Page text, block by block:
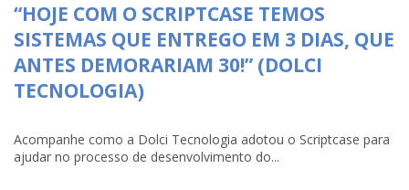
“HOJE COM O SCRIPTCASE TEMOS
SISTEMAS QUE ENTREGO EM 3 DIAS, QUE
ANTES DEMORARIAM 30!” (DOLCI
TECNOLOGIA)
Acompanhe como a Dolci Tecnologia adotou o Scriptcase para
ajudar no processo de desenvolvimento do...